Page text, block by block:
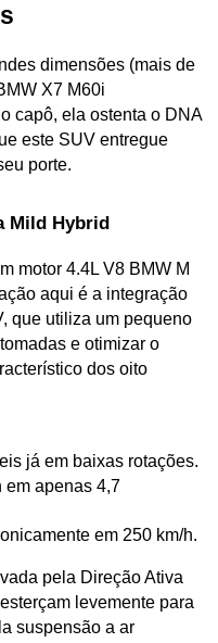
dimensões (mais de
X7 M60i
capô, ela ostenta o DNA
este SUV entregue
porte.
Mild Hybrid
motor 4.4L V8 BMW M
aqui é a integração
que utiliza um pequeno
e otimizar o
dos oito
já em baixas rotações.
em apenas 4,7
em 250 km/h.
pela Direção Ativa
levemente para
suspensão a ar